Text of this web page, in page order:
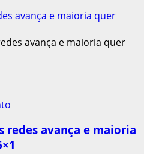
avança e maioria quer
redes avança e maioria